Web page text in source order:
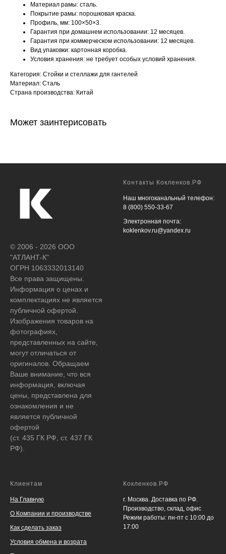
Материал рамы: сталь.
Покрытие рамы: порошковая краска.
Профиль, мм: 100×50×3.
Гарантия при домашнем использовании: 12 месяцев.
Гарантия при коммерческом использовании: 12 месяцев.
Вид упаковки: картонная коробка.
Условия хранения: не требует особых условий хранения.
Категория: Стойки и стеллажи для гантелей
Материал: Сталь
Страна производства: Китай
Может заинтерисовать
© 2006 - 2026 ООО
"АТЛАНТ-К"
ОГРН 1063332013140
Все права защищены.
Информация о ценах и
комплектациях не является
публичной офертой.
Изображения товаров на
фотографиях,
представленных на сайте,
могут отличаться от
оригиналов. Обращаем
Ваше внимание, что вся
информация, включая
цены, представлена для
ознакомления и не
является публичной
офертой
(ст. 435 ГК РФ, ст. 437 ГК
РФ).
Контакты Кокленков.РФ
Наш многоканальный телефон:
8 (800) 550-33-67
Электронная почта:
koklenkov.ru@yandex.ru
Клиентам
На Главную
О Компании и производстве
Как сделать заказ
Условия обмена и возрата
Кокленков.РФ
г. Москва. Доставка по РФ.
Производство, склад, офис
Режим работы: пн-пт с 10:00 до
17:00